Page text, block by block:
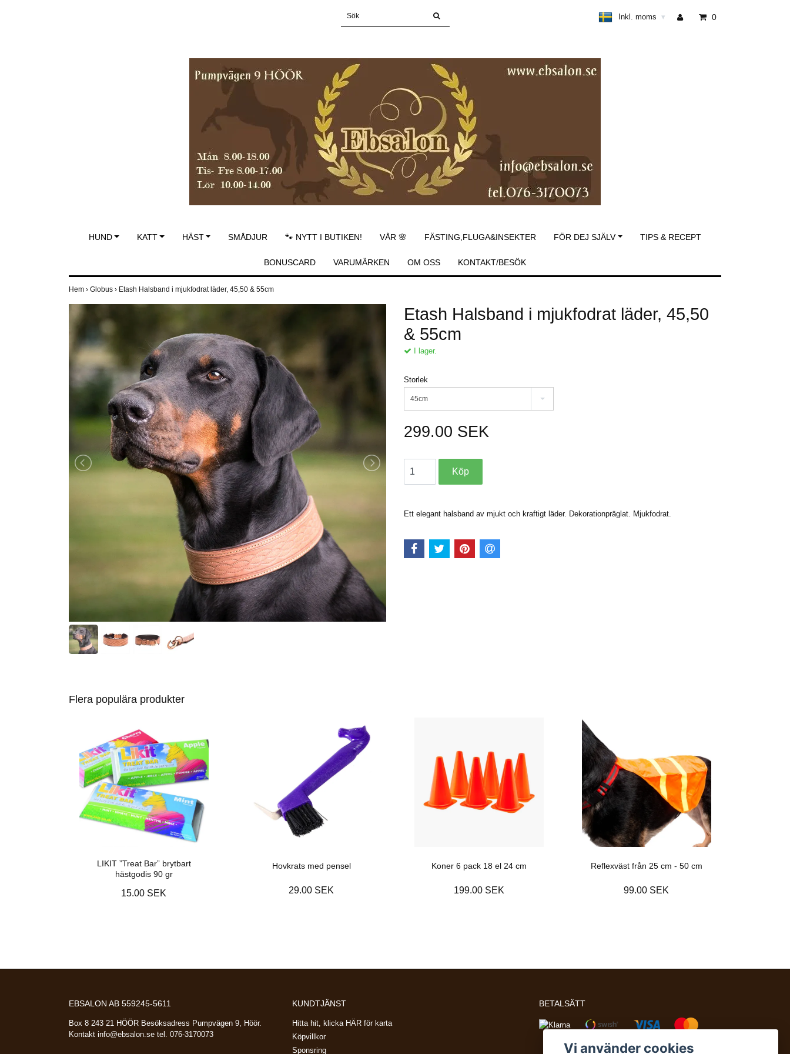
Inkl. moms ▾ 0
HUND KATT HÄST SMÅDJUR 🐾 NYTT I BUTIKEN! VÅR 🌸 FÄSTING,FLUGA&INSEKTER FÖR DEJ SJÄLV TIPS & RECEPT
BONUSCARD VARUMÄRKEN OM OSS KONTAKT/BESÖK
Hem › Globus › Etash Halsband i mjukfodrat läder, 45,50 & 55cm
Etash Halsband i mjukfodrat läder, 45,50
& 55cm
I lager.
Storlek
45cm
299.00 SEK
Ett elegant halsband av mjukt och kraftigt läder. Dekorationpräglat. Mjukfodrat.
Flera populära produkter
LIKIT ”Treat Bar” brytbart
hästgodis 90 gr
15.00 SEK
Hovkrats med pensel
29.00 SEK
Koner 6 pack 18 el 24 cm
199.00 SEK
Reflexväst från 25 cm - 50 cm
99.00 SEK
EBSALON AB 559245-5611
Box 8 243 21 HÖÖR Besöksadress Pumpvägen 9, Höör.
Kontakt info@ebsalon.se tel. 076-3170073
KUNDTJÄNST
Hitta hit, klicka HÄR för karta
Köpvillkor
Sponsring
BETALSÄTT
Vi använder cookies